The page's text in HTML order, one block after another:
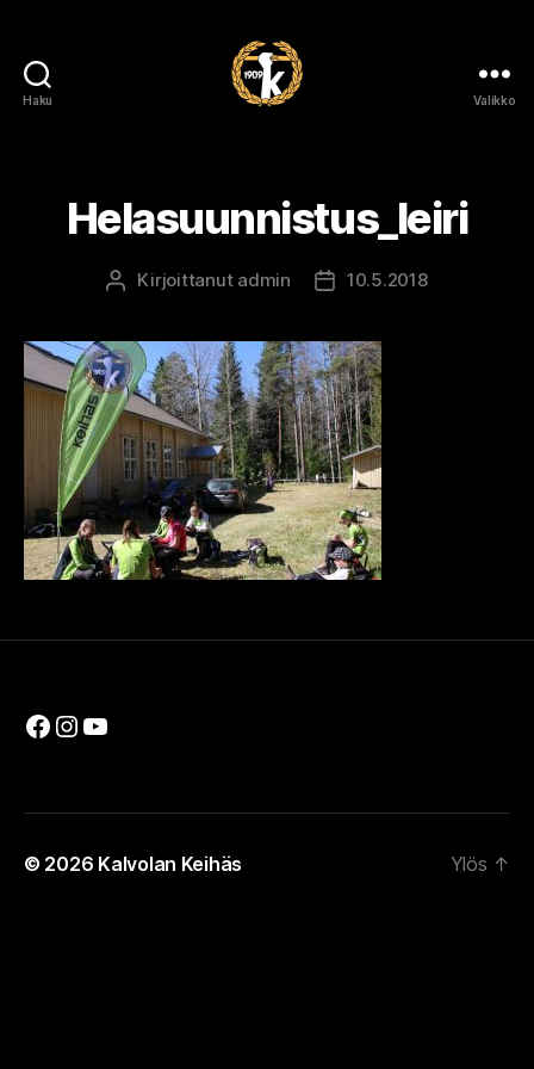
Haku Valikko
Helasuunnistus_leiri
Kirjoittaja
Kirjoittanut admin Julkaisupäivämäärä
10.5.2018
Facebook
Instagram
YouTube
© 2026 Kalvolan Keihäs Ylös ↑